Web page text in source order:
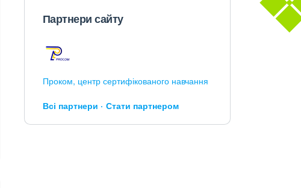
Партнери сайту
Проком, центр сертифікованого навчання
Всі партнери Стати партнером